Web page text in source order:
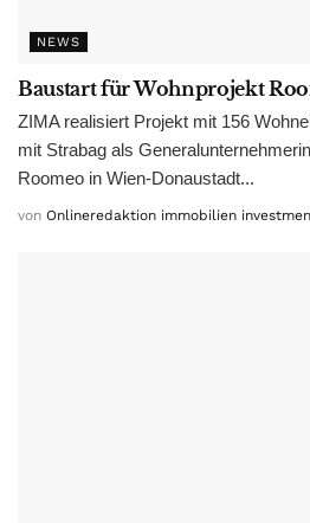
NEWS
Baustart für Wohnprojekt
ZIMA realisiert Projekt mit 156
mit Strabag als
Roomeo in Wien-Donaustadt...
von Onlineredaktion immobilien